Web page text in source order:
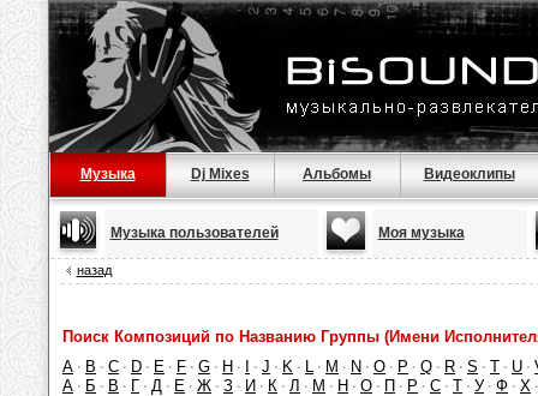
Музыка Dj Mixes Альбомы Видеоклипы
Музыка пользователей Моя музыка
назад
Поиск Композиций по Названию Группы (Имени
A · B · C · D · E · F · G · H · · J · K · L · M · N · O · P · Q · R · S · T · U ·
А · Б · В · Г · Д · Е · Ж · З · И · К · Л · М · Н · О · П · Р · С · Т · У · Ф · Х